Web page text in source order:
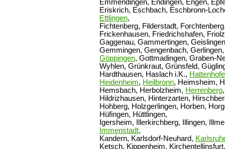
Emmendingen, Endingen, Engen,
Eriskrich, Eschbach, Eschbronn-
Ettlingen,
Fichtenberg, Filderstadt,
Frickenhausen, Friedrichshafen,
Gaggenau, Gammertingen,
Gemmingen, Gengenbach,
Göppingen, Gottmadingen, Graben-
Wyhlen, Grünkraut, Grünsfeld,
Hardthausen, Haslach i.K.,
Heidenheim, Heilbronn, Heimsheim,
Hemsbach, Herbolzheim, Herrenberg
Hildrizhausen, Hinterzarten,
Hohberg, Holzgerlingen, Horben,
Hüfingen, Hüttlingen,
Igersheim, Illerkirchberg, Illingen,
Immenstadt,
Kandern, Karlsdorf-Neuhard,
Ketsch, Kippenheim,